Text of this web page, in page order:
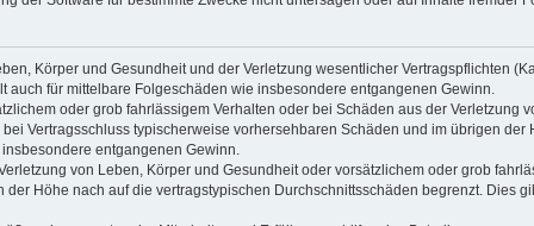
Körper und Gesundheit und der Verletzung wesentlicher Vertragspflichten
für mittelbare Folgeschäden wie insbesondere entgangenen Gewinn.
oder grob fahrlässigem Verhalten oder bei Schäden aus der Verletzung
Vertragsschluss typischerweise vorhersehbaren Schäden und im übrigen
entgangenen Gewinn.
von Leben, Körper und Gesundheit oder vorsätzlichem oder grob
Höhe nach auf die vertragstypischen Durchschnittsschäden begrenzt. Dies